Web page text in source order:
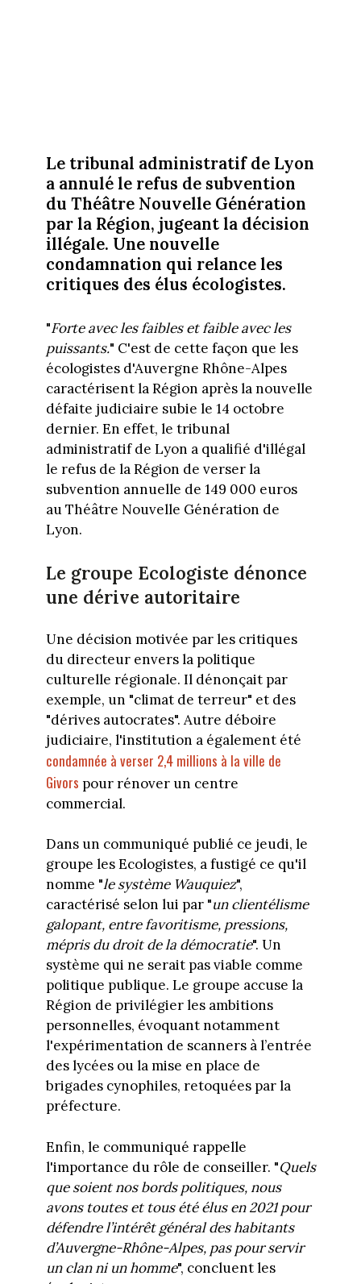
Le tribunal administratif de Lyon
a annulé le refus de subvention
du Théâtre Nouvelle Génération
par la Région, jugeant la décision
illégale. Une nouvelle
condamnation qui relance les
critiques des élus écologistes.
"Forte avec les faibles et faible avec les
puissants." C'est de cette façon que les
écologistes d'Auvergne Rhône-Alpes
caractérisent la Région après la nouvelle
défaite judiciaire subie le 14 octobre
dernier. En effet, le tribunal
administratif de Lyon a qualifié d'illégal
le refus de la Région de verser la
subvention annuelle de 149 000 euros
au Théâtre Nouvelle Génération de
Lyon.
Le groupe Ecologiste dénonce
une dérive autoritaire
Une décision motivée par les critiques
du directeur envers la politique
culturelle régionale. Il dénonçait par
exemple, un "climat de terreur" et des
"dérives autocrates". Autre déboire
judiciaire, l'institution a également été
condamnée à verser 2,4 millions à la ville de
Givors pour rénover un centre
commercial.
Dans un communiqué publié ce jeudi, le
groupe les Ecologistes, a fustigé ce qu'il
nomme "le système Wauquiez",
caractérisé selon lui par "un clientélisme
galopant, entre favoritisme, pressions,
mépris du droit de la démocratie". Un
système qui ne serait pas viable comme
politique publique. Le groupe accuse la
Région de privilégier les ambitions
personnelles, évoquant notamment
l'expérimentation de scanners à l’entrée
des lycées ou la mise en place de
brigades cynophiles, retoquées par la
préfecture.
Enfin, le communiqué rappelle
l'importance du rôle de conseiller. "Quels
que soient nos bords politiques, nous
avons toutes et tous été élus en 2021 pour
défendre l’intérêt général des habitants
d’Auvergne-Rhône-Alpes, pas pour servir
un clan ni un homme", concluent les